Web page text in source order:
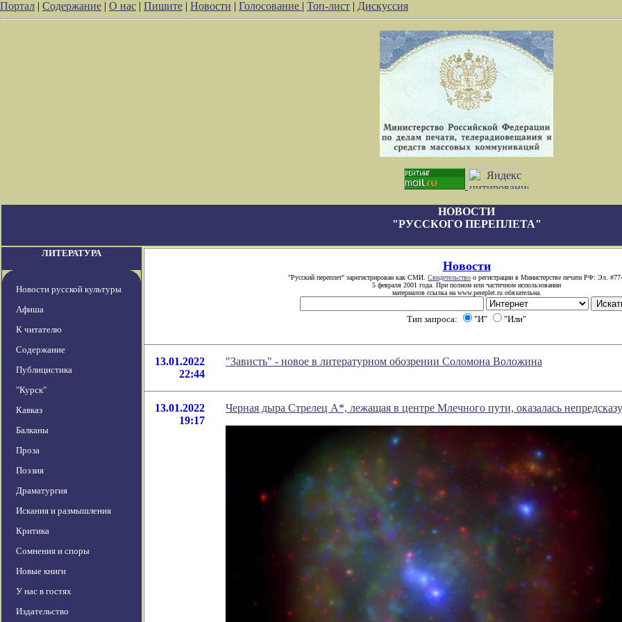
Портал | Содержание | О нас | Пишите | Новости | Голосование | Топ-лист | Дискуссия
НОВОСТИ
"РУССКОГО ПЕРЕПЛЕТА"
ЛИТЕРАТУРА
Новости русской культуры
Афиша
К читателю
Содержание
Публицистика
"Курск"
Кавказ
Балканы
Проза
Поэзия
Драматургия
Искания и размышления
Критика
Сомнения и споры
Новые книги
У нас в гостях
Издательство
Новости
"Русский переплет" зарегистрирован как СМИ. Свидетельство о регистрации в Министерстве печати РФ: Эл.
5 февраля 2001 года. При полном или частичном использовании
материалов ссылка на www.pereplet.ru обязательна.
Тип запроса: "И" "Или"
13.01.2022
22:44
"Зависть" - новое в литературном обозрении Соломона Воложина
13.01.2022
19:17
Черная дыра Стрелец А*, лежащая в центре Млечного пути, оказалась